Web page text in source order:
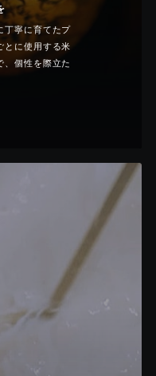
丁寧に育てたプ
とに使用する米
、個性を際立た